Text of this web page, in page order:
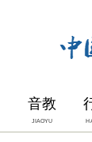
音教
JIAOYU